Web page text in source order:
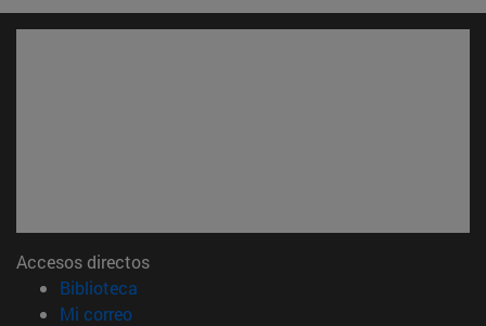
Accesos directos
Biblioteca
Mi correo(abre en nueva ventana)